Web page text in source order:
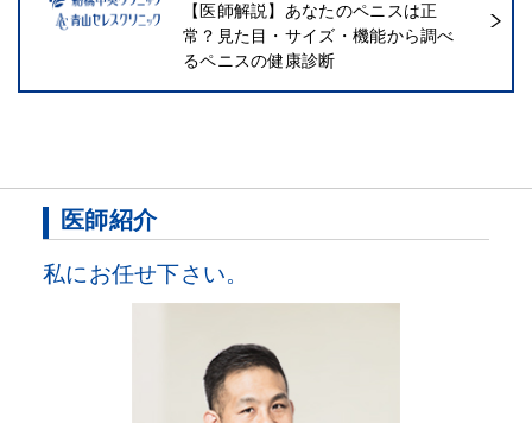
【医師解説】あなたのペニスは正
常？見た目・サイズ・機能から調べ
るペニスの健康診断
医師紹介
私にお任せ下さい。